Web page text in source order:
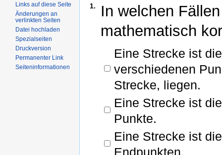
1.
In welchen
mathematisch
Eine Strecke ist
verschiedenen
Strecke, liegen.
Eine Strecke ist
Punkte.
Eine Strecke ist
Endpunkten.
Links auf diese Seite
Änderungen an
verlinkten Seiten
Datei hochladen
Spezialseiten
Druckversion
Permanenter Link
Seiteninformationen